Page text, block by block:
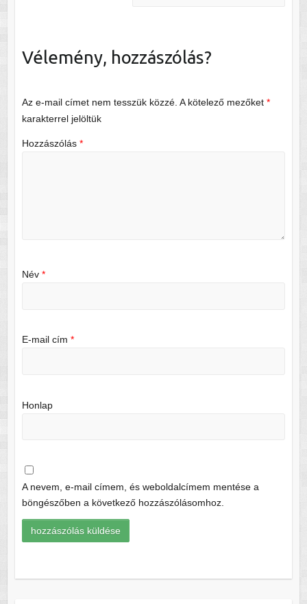
Vélemény, hozzászólás?
Az e-mail címet nem tesszük közzé. A kötelező mezőket *
karakterrel jelöltük
Hozzászólás *
Név *
E-mail cím *
Honlap
A nevem, e-mail címem, és weboldalcímem mentése a
böngészőben a következő hozzászólásomhoz.